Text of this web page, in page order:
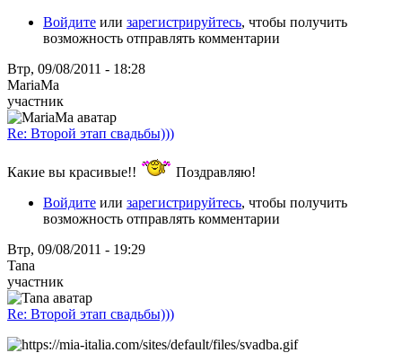
Войдите или зарегистрируйтесь, чтобы получить
возможность отправлять комментарии
Втр, 09/08/2011 - 18:28
MariaMa
участник
Re: Второй этап свадьбы)))
Какие вы красивые!!
Поздравляю!
Войдите или зарегистрируйтесь, чтобы получить
возможность отправлять комментарии
Втр, 09/08/2011 - 19:29
Tana
участник
Re: Второй этап свадьбы)))